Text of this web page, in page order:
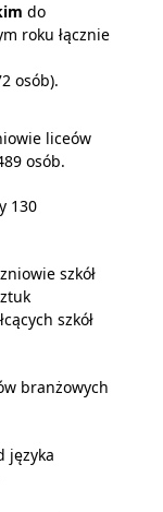
do
roku łącznie
osób).
liceów
osób.
130
szkół
szkół
branżowych
języka